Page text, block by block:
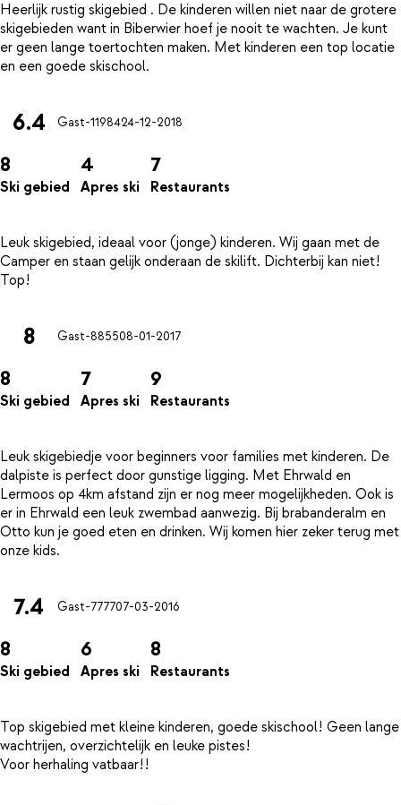
Heerlijk rustig skigebied . De kinderen willen niet naar de grotere
skigebieden want in Biberwier hoef je nooit te wachten. Je kunt
er geen lange toertochten maken. Met kinderen een top locatie
6.4 Gast-1198424-12-2018
8
Ski gebied
4
Apres ski
7
Restaurants
Leuk skigebied, ideaal voor (jonge) kinderen. Wij gaan met de
Camper en staan gelijk onderaan de skilift. Dichterbij kan niet!
8 Gast-885508-01-2017
8
Ski gebied
7
Apres ski
9
Restaurants
Leuk skigebiedje voor beginners voor families met kinderen. De
dalpiste is perfect door gunstige ligging. Met Ehrwald en
Lermoos op 4km afstand zijn er nog meer mogelijkheden. Ook is
er in Ehrwald een leuk zwembad aanwezig. Bij brabanderalm en
Otto kun je goed eten en drinken. Wij komen hier zeker terug met
7.4 Gast-777707-03-2016
8
Ski gebied
6
Apres ski
8
Restaurants
Top skigebied met kleine kinderen, goede skischool! Geen lange
wachtrijen, overzichtelijk en leuke pistes!